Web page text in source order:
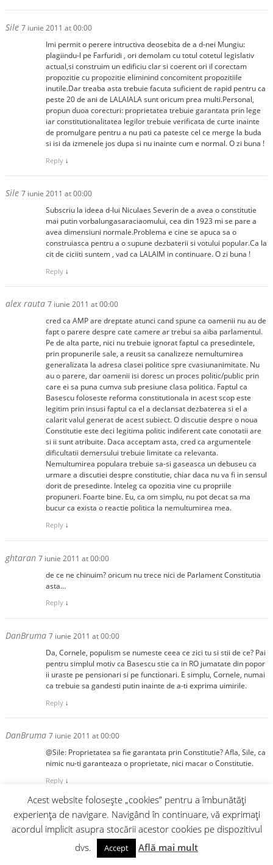
Sile 7 iunie 2011 at 00:00
Imi permit o perere intructiva deosebita de a d-nei Mungiu:
plagiindu-l pe Farfuridi , ori demolam cu totul cotetul legislativ
actual,si construim un edificiu clar si coerent ori il corectam
propozitie cu propozitie eliminind concomitent propozitiile
inutile.Dar treaba asta trebuie facuta suficient de rapid pentru ca
peste 20 de ani de LALAIALA sunt oricum prea multi.Personal,
propun duoa corecturi: proprietatea trebuie garantata prin lege
iar constitutionalitatea legilor trebuie verificata de curte inainte
de promulgare pentru a nu pati ca pateste cel ce merge la buda
si isi da izmenele jos dupa si nu inainte cum e normal. O zi buna !
Reply ↓
Sile 7 iunie 2011 at 00:00
Subscriu la ideea d-lui Niculaes Severin de a avea o constitutie
mai putin vorbalungasaraciaomului, cea din 1923 mi se pare a
avea dimensiuni normale.Problema e cine se apuca sa o
construiasca pentru a o supune dezbaterii si votului popular.Ca la
cit de ciciiti suntem , vad ca LALAIM in continuare. O zi buna !
Reply ↓
alex rauta 7 iunie 2011 at 00:00
cred ca AMP are dreptate atunci cand spune ca oamenii nu au de
fapt o parere despre cate camere ar trebui sa aiba parlamentul.
Pe de alta parte, nici nu trebuie ignorat faptul ca presedintele,
prin propunerile sale, a reusit sa canalizeze nemultumirea
generalizata la adresa clasei politice spre cvasiunanimitate. Nu
au o parere, dar oamenii isi doresc un proces politic/public prin
care ei sa puna cumva sub presiune clasa politica. Faptul ca
Basescu foloseste reforma constitutionala in acest scop este
legitim prin insusi faptul ca el a declansat dezbaterea si el a
calarit valul generat de acest subiect. O discutie despre o noua
Constitutie este deci legitima politic indiferent cate conotatii are
si ii sunt atribuite. Daca acceptam asta, cred ca argumentele
dificultatii demersului trebuie limitate ca relevanta.
Nemultumirea populara trebuie sa-si gaseasca un debuseu ca
urmare a discutiei despre constitutie, chiar daca nu va fi in sensul
dorit de presedinte. Inteleg ca opozitia vine cu propriile
propuneri. Foarte bine. Eu, ca om simplu, nu pot decat sa ma
bucur ca exista o reactie politica la nemultumirea mea.
Reply ↓
ghtaran 7 iunie 2011 at 00:00
de ce ne chinuim? oricum nu trece nici de Parlament Constitutia
asta…
Reply ↓
DanBruma 7 iunie 2011 at 00:00
Da, Cornele, populism se numeste ceea ce zici tu si stii de ce? Pai
pentru simplul motiv ca Basescu stie ca in RO jumatate din popor
ii uraste pe pensionari si pe functionari. E simplu, Cornele, numai
ca trebuie sa gandesti putin inainte de a-ti exprima uimirile.
Reply ↓
DanBruma 7 iunie 2011 at 00:00
@Sile: Proprietatea sa fie garantata prin Constitutie? Afla, Sile, ca
nimic nu-ti garanteaza o proprietate, nici macar o Constitutie.
Reply ↓
DanBruma7 iunie 2011 at 00:00
Care e nemultumirea ta, Alex Rauta?
Acest website folosește „cookies” pentru a îmbunătăți
experiența de navigare. Navigând în continuare, vă exprimați
acordul implicit asupra stocării acestor cookies pe dispozitivul
dvs.
Accept Află mai mult